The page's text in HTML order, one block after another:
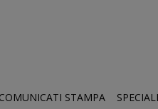
COMUNICATI STAMPA